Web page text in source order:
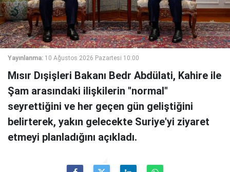
Yayınlanma: 10 Ağustos 2026 Pazartesi 10:00
Mısır Dışişleri Bakanı Bedr Abdülati, Kahire ile
Şam arasındaki ilişkilerin "normal"
seyrettiğini ve her geçen gün geliştiğini
belirterek, yakın gelecekte Suriye'yi ziyaret
etmeyi planladığını açıkladı.